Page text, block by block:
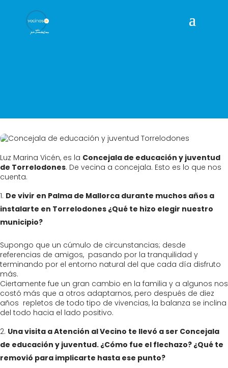
Luz Marina Vicén, es la Concejala de educación y juventud
de Torrelodones. De vecina a concejala. Esto es lo que nos
cuenta.
De vivir en Palma de Mallorca durante muchos años a
instalarte en Torrelodones ¿Qué te hizo elegir nuestro
municipio?
Supongo que un cúmulo de circunstancias; desde
referencias de amigos, pasando por la tranquilidad y
terminando por el entorno natural del que cada día disfruto
más.
Ciertamente fue un gran cambio en la familia y a algunos nos
costó más que a otros adaptarnos, pero después de diez
años repletos de todo tipo de vivencias, la balanza se inclina
del todo hacia el lado positivo.
Una visita a Atención al Vecino te llevó a ser Concejala
de educación y juventud. ¿Cómo fue el flechazo? ¿Qué te
removió para implicarte hasta ese punto?